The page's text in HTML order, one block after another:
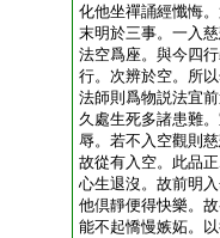
化他坐禪誦經懺悔
末明於三事。一入
法空爲座。與今四
行。次辨於空。所
法師則爲物説法宜
久處生死多諸患難
辱。若不入空觀則
故從有入空。此品
心生退沒。故前明
他倶靜便得快樂。
能不起憍慢嫉妬。